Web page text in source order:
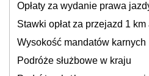
Opłaty za wydanie prawa
Stawki opłat za przejazd 1
Wysokość mandatów karnych
Podróże służbowe w kraju